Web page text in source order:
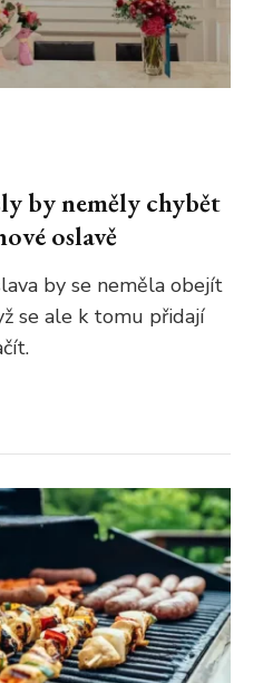
by neměly chybět
oslavě
by se neměla obejít
se ale k tomu přidají